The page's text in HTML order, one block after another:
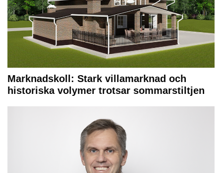
Marknadskoll: Stark villamarknad och
historiska volymer trotsar sommarstiltjen